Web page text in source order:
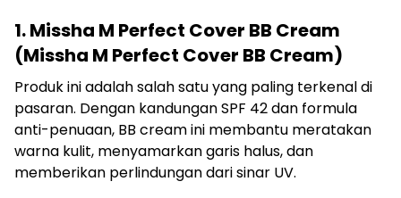
1. Missha M Perfect Cover BB Cream
(Missha M Perfect Cover BB Cream)
Produk ini adalah salah satu yang paling terkenal di
pasaran. Dengan kandungan SPF 42 dan formula
anti-penuaan, BB cream ini membantu meratakan
warna kulit, menyamarkan garis halus, dan
memberikan perlindungan dari sinar UV.